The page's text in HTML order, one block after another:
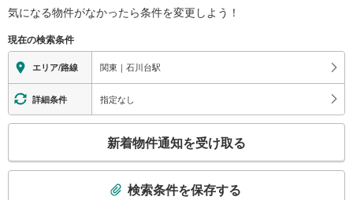
石川町、中原街道、文教大学付属小学校
※段差なしでの移動経路
地上⇔改札⇔ホーム：○
トイレ
《多機能トイレ》
・１番線ホーム
スロープ
・２番線ホーム⇔２番線ホーム側の改札
・１番線ホーム側の改札⇔地上出口
その他
気になる物件がなかったら条件を変更しよう！
現在の検索条件
エリア/路線 関東｜石川台駅
詳細条件 指定なし
検
新着物件通知を受け取る
検索条件を保存する